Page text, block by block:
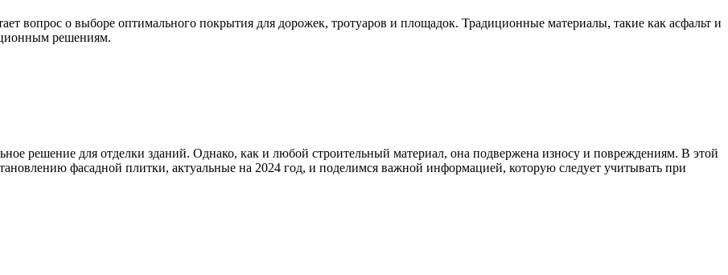
вопрос о выборе оптимального покрытия для дорожек, тротуаров и площадок. Традиционные материалы, такие как асфальт и
решениям.
решение для отделки зданий. Однако, как и любой строительный материал, она подвержена износу и повреждениям. В этой
фасадной плитки, актуальные на 2024 год, и поделимся важной информацией, которую следует учитывать при